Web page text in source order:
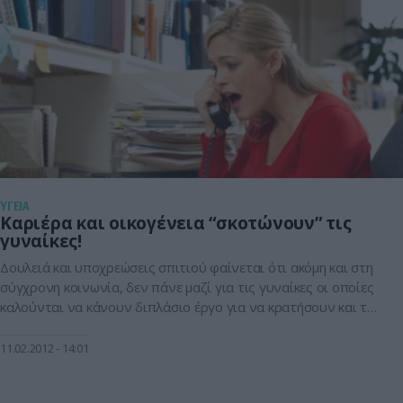
ΥΓΕΙΑ
Καριέρα και οικογένεια “σκοτώνουν” τις
γυναίκες!
Δουλειά και υποχρεώσεις σπιτιού φαίνεται ότι ακόμη και στη
σύγχρονη κοινωνία, δεν πάνε μαζί για τις γυναίκες οι οποίες
καλούνται να κάνουν διπλάσιο έργο για να κρατήσουν και το
δουλεύει 50 ώρες ή περισσότερο την εβδομάδα μπορεί να
11.02.2012 14:01